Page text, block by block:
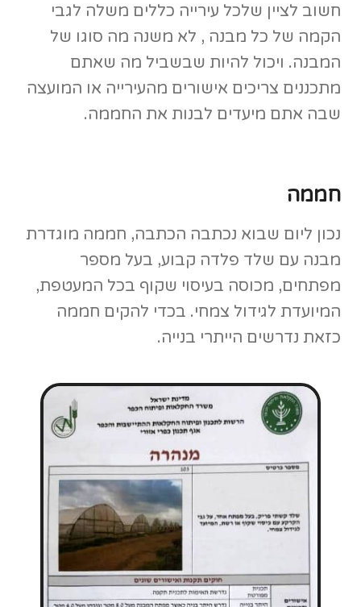
חשוב לציין שלכל עירייה כללים משלה לגבי
הקמה של כל מבנה , לא משנה מה סוגו של
המבנה. ויכול להיות שבשביל מה שאתם
מתכננים צריכים אישורים מהעירייה או המועצה
שבה אתם מיעדים לבנות את החממה.
חממה
נכון ליום שבוא נכתבה הכתבה, חממה מוגדרת
מבנה עם שלד פלדה קבוע, בעל מספר
מפתחים, מכוסה בעיסוי שקוף בכל המעטפת,
המיועדת לגידול צמחי. בכדי להקים חממה
כזאת נדרשים הייתרי בנייה.